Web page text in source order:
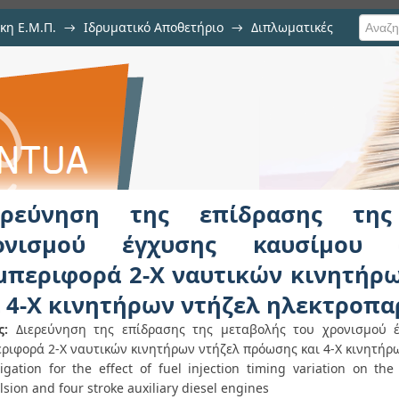
Ε.Μ.Π. → Ιδρυματικό Αποθετήριο → Διπλωματικές
της μεταβολής του
συμπεριφορά 2-Χ
ντήζελ
της επίδρασης
έγχυσης καυσίμου
2-Χ ναυτικών
4-Χ κινητήρων ντήζελ
Διερεύνηση της επίδρασης της μεταβολής του χρονισμού
2-Χ ναυτικών κινητήρων ντήζελ πρόωσης και 4-Χ
for the effect of fuel injection timing variation on the
and four stroke auxiliary diesel engines